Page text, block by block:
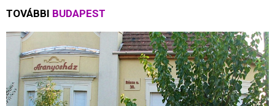
TOVÁBBI BUDAPEST